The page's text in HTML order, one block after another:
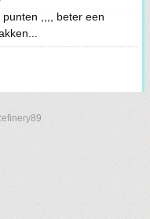
,,,, beter een